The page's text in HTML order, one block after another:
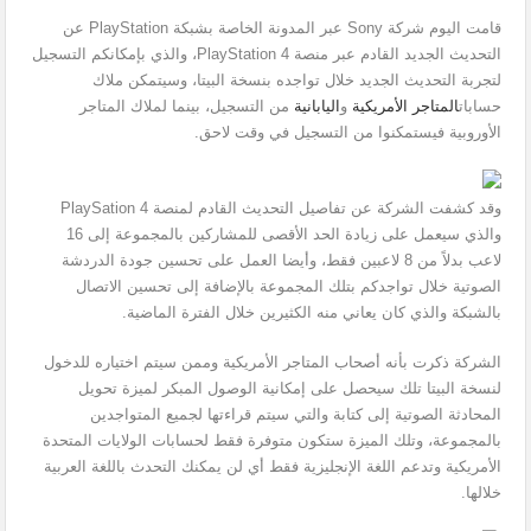
قامت اليوم شركة Sony عبر المدونة الخاصة بشبكة PlayStation عن
التحديث الجديد القادم عبر منصة PlayStation 4، والذي بإمكانكم التسجيل
لتجربة التحديث الجديد خلال تواجده بنسخة البيتا، وسيتمكن ملاك
حساباتالمتاجر الأمريكية و اليابانية من التسجيل، بينما لملاك المتاجر
الأوروبية فيستمكنوا من التسجيل في وقت لاحق.
وقد كشفت الشركة عن تفاصيل التحديث القادم لمنصة PlaySation 4
والذي سيعمل على زيادة الحد الأقصى للمشاركين بالمجموعة إلى 16
لاعب بدلاً من 8 لاعبين فقط، وأيضا العمل على تحسين جودة الدردشة
الصوتية خلال تواجدكم بتلك المجموعة بالإضافة إلى تحسين الاتصال
بالشبكة والذي كان يعاني منه الكثيرين خلال الفترة الماضية.
الشركة ذكرت بأنه أصحاب المتاجر الأمريكية وممن سيتم اختياره للدخول
لنسخة البيتا تلك سيحصل على إمكانية الوصول المبكر لميزة تحويل
المحادثة الصوتية إلى كتابة والتي سيتم قراءتها لجميع المتواجدين
بالمجموعة، وتلك الميزة ستكون متوفرة فقط لحسابات الولايات المتحدة
الأمريكية وتدعم اللغة الإنجليزية فقط أي لن يمكنك التحدث باللغة العربية
خلالها.